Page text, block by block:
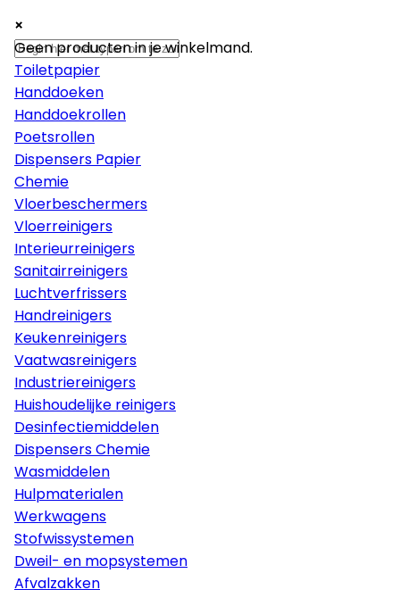
×
Papier
Toiletpapier
Handdoeken
Handdoekrollen
Poetsrollen
Dispensers Papier
Chemie
Vloerbeschermers
Vloerreinigers
Interieurreinigers
Sanitairreinigers
Luchtverfrissers
Handreinigers
Keukenreinigers
Vaatwasreinigers
Industriereinigers
Huishoudelijke reinigers
Desinfectiemiddelen
Dispensers Chemie
Wasmiddelen
Hulpmaterialen
Werkwagens
Stofwissystemen
Dweil- en mopsystemen
Afvalzakken
×
×
Geen producten in je winkelmand.